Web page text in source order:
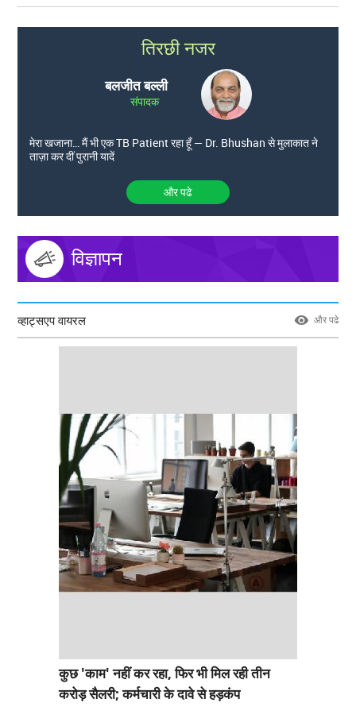
तिरछी नजर
बलजीत बल्ली
संपादक
मेरा खजाना… मैं भी एक TB Patient रहा हूँ — Dr. Bhushan से मुलाकात ने
ताज़ा कर दीं पुरानी यादें
और पढे
विज्ञापन
व्हाट्सएप वायरल और पढे
कुछ 'काम' नहीं कर रहा, फिर भी मिल रही तीन
करोड़ सैलरी; कर्मचारी के दावे से हड़कंप